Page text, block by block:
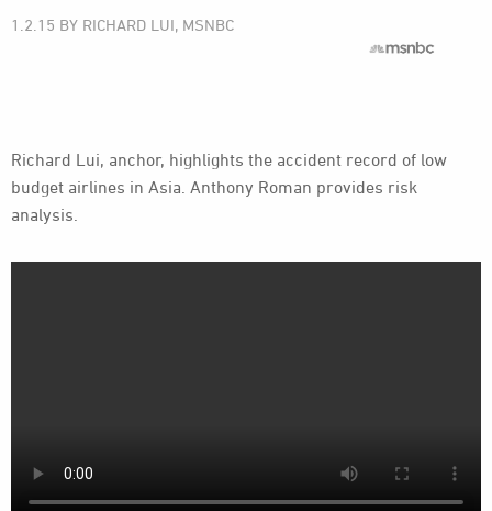
1.2.15 BY RICHARD LUI, MSNBC
Richard Lui, anchor, highlights the accident record of low
budget airlines in Asia. Anthony Roman provides risk
analysis.